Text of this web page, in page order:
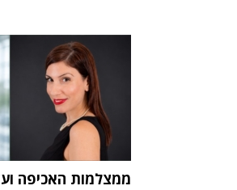
ממצלמות האכיפה